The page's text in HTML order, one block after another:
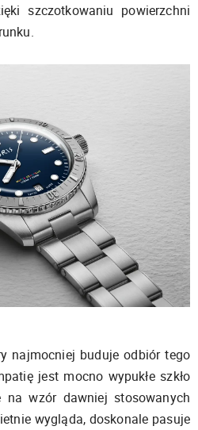
szczotkowaniu powierzchni
najmocniej buduje odbiór tego
jest mocno wypukłe szkło
na wzór dawniej stosowanych
wygląda, doskonale pasuje